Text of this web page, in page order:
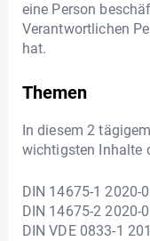
eine Person
Verantwortlichen
hat.
Themen
In diesem 2
wichtigsten Inhalte
DIN 14675-1 2020-
DIN 14675-2 2020-
DIN VDE 0833-1